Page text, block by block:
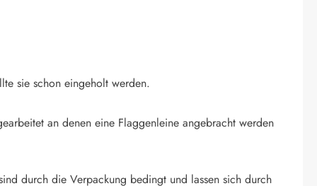
sie schon eingeholt werden.
an denen eine Flaggenleine angebracht werden
durch die Verpackung bedingt und lassen sich durch